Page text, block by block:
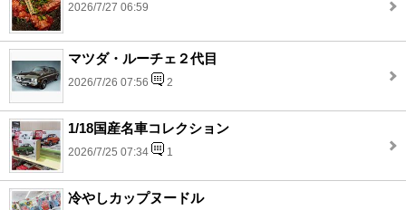
2026/7/27 06:59
マツダ・ルーチェ２代目
2026/7/26 07:56 2
1/18国産名車コレクション
2026/7/25 07:34 1
冷やしカップヌードル